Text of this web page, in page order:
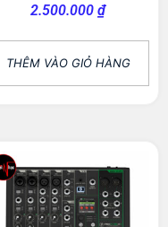
2.500.000 ₫
THÊM VÀO GIỎ HÀNG